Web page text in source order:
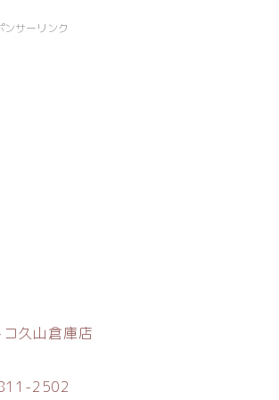
ンサーリンク
コ久山倉庫店
2502